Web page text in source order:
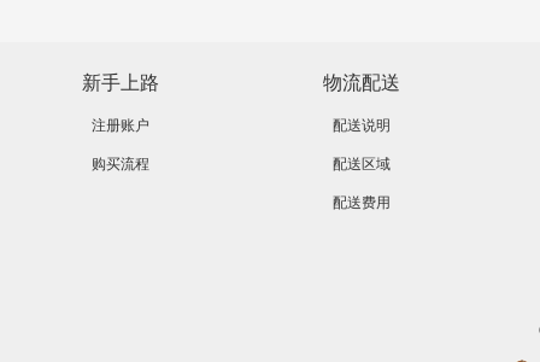
新手上路
注册账户
购买流程
物流配送
配送说明
配送区域
配送费用